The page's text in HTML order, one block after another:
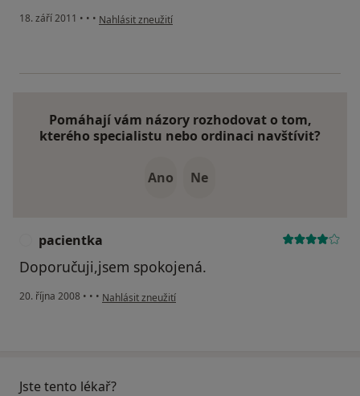
18. září 2011 • • • podle názoru uživatele Pacient
Nahlásit zneužití
Pomáhají vám názory rozhodovat o tom,
kterého specialistu nebo ordinaci navštívit?
Ano Ne
pacientka
Doporučuji,jsem spokojená.
20. října 2008 • • • podle názoru uživatele pacientka
Nahlásit zneužití
Jste tento lékař?